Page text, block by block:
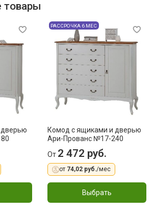
товары
РАССРОЧКА 6 МЕС
Комод с ящиками и дверью
Ари-Прованс №17-240
От 2 472 руб.
от 74,02 руб./мес
Выбрать